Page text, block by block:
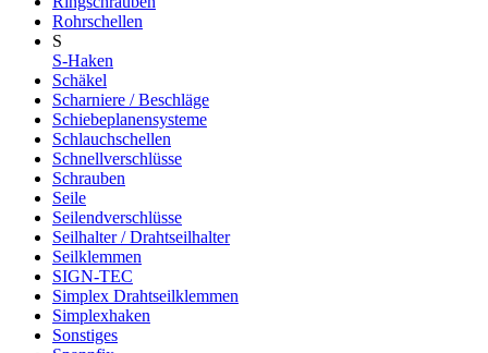
Rohrschellen
S
S-Haken
Schäkel
Scharniere / Beschläge
Schiebeplanensysteme
Schlauchschellen
Schnellverschlüsse
Schrauben
Seile
Seilendverschlüsse
Seilhalter / Drahtseilhalter
Seilklemmen
SIGN-TEC
Simplex Drahtseilklemmen
Simplexhaken
Sonstiges